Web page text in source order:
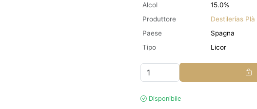
Alcol
15.0%
Produttore
Destilerías Plà
Paese
Spagna
Tipo
Licor
Disponibile